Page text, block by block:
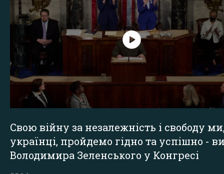
Свою війну за незалежність і свободу
українці, пройдемо гідно та успішно -
Володимира Зеленського у Конгресі